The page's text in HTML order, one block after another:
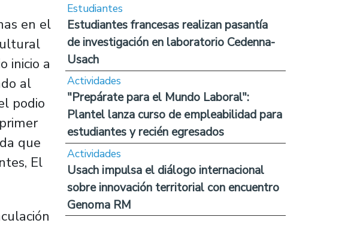
en el
inicio a
al
podio
que
El
Estudiantes
Estudiantes francesas realizan pasantía
de investigación en laboratorio Cedenna-
Usach
Actividades
"Prepárate para el Mundo Laboral":
Plantel lanza curso de empleabilidad para
estudiantes y recién egresados
Actividades
Usach impulsa el diálogo internacional
sobre innovación territorial con encuentro
Genoma RM